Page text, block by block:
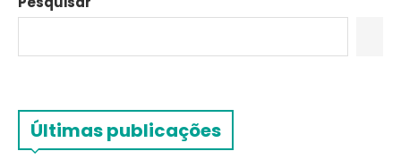
Últimas publicações